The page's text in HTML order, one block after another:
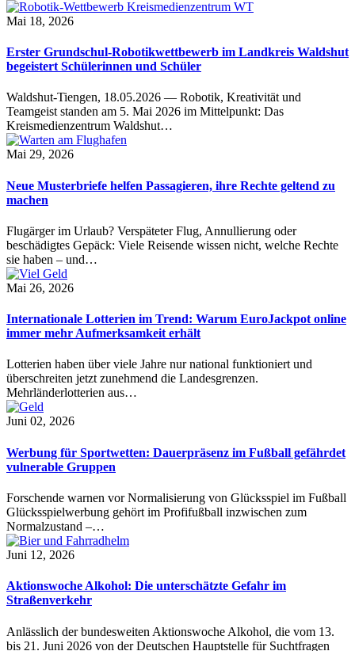
Mai 18, 2026
Erster Grundschul-Robotikwettbewerb im Landkreis Waldshut
begeistert Schülerinnen und Schüler
Waldshut-Tiengen, 18.05.2026 — Robotik, Kreativität und
Teamgeist standen am 5. Mai 2026 im Mittelpunkt: Das
Kreismedienzentrum Waldshut…
Mai 29, 2026
Neue Musterbriefe helfen Passagieren, ihre Rechte geltend zu
machen
Flugärger im Urlaub? Verspäteter Flug, Annullierung oder
beschädigtes Gepäck: Viele Reisende wissen nicht, welche Rechte
sie haben – und…
Mai 26, 2026
Internationale Lotterien im Trend: Warum EuroJackpot online
immer mehr Aufmerksamkeit erhält
Lotterien haben über viele Jahre nur national funktioniert und
überschreiten jetzt zunehmend die Landesgrenzen.
Mehrländerlotterien aus…
Juni 02, 2026
Werbung für Sportwetten: Dauerpräsenz im Fußball gefährdet
vulnerable Gruppen
Forschende warnen vor Normalisierung von Glücksspiel im Fußball
Glücksspielwerbung gehört im Profifußball inzwischen zum
Normalzustand –…
Juni 12, 2026
Aktionswoche Alkohol: Die unterschätzte Gefahr im
Straßenverkehr
Anlässlich der bundesweiten Aktionswoche Alkohol, die vom 13.
bis 21. Juni 2026 von der Deutschen Hauptstelle für Suchtfragen